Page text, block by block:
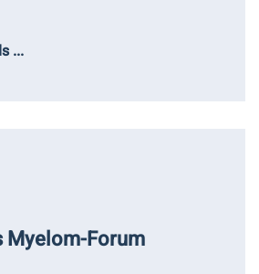
...
Myelom-Forum